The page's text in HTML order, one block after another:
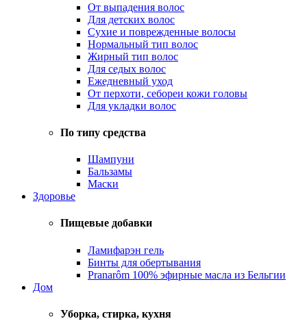
От выпадения волос
Для детских волос
Сухие и поврежденные волосы
Нормальный тип волос
Жирный тип волос
Для седых волос
Ежедневный уход
От перхоти, себореи кожи головы
Для укладки волос
По типу средства
Шампуни
Бальзамы
Маски
Здоровье
Пищевые добавки
Ламифарэн гель
Бинты для обертывания
Pranarôm 100% эфирные масла из Бельгии
Дом
Уборка, стирка, кухня